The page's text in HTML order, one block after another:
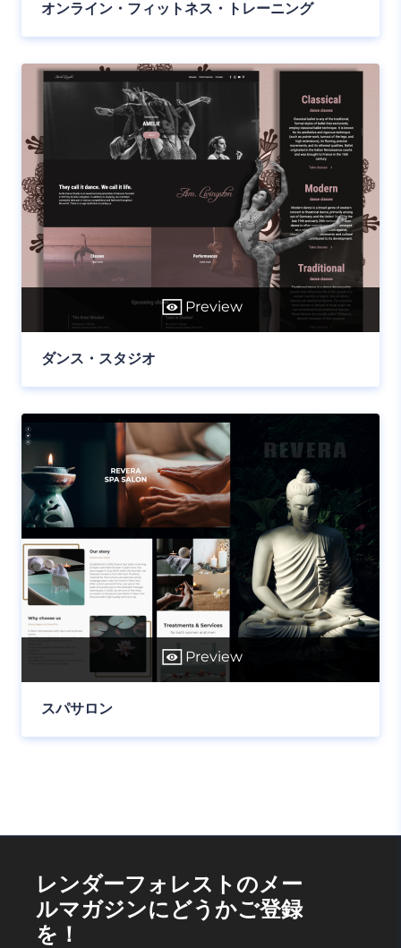
オンライン・フィットネス・トレーニング
Preview
ダンス・スタジオ
Preview
スパサロン
レンダーフォレストのメー
ルマガジンにどうかご登録
を！